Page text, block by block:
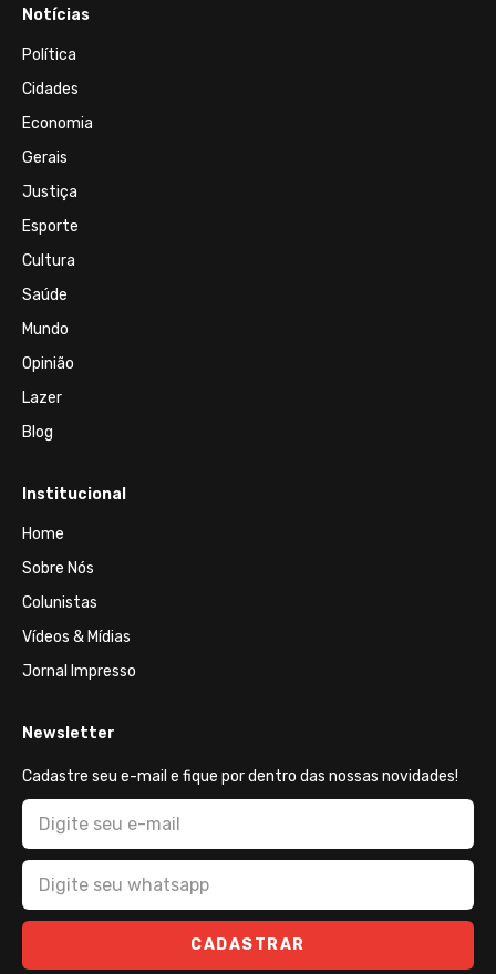
Notícias
Política
Cidades
Economia
Gerais
Justiça
Esporte
Cultura
Saúde
Mundo
Opinião
Lazer
Blog
Institucional
Home
Sobre Nós
Colunistas
Vídeos & Mídias
Jornal Impresso
Newsletter
Cadastre seu e-mail e fique por dentro das nossas novidades!
CADASTRAR